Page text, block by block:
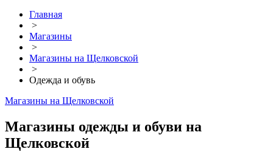
Главная
>
Магазины
>
Магазины на Щелковской
>
Одежда и обувь
Магазины на Щелковской
Магазины одежды и обуви на
Щелковской